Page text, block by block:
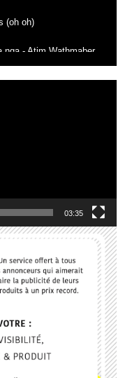
(oh oh)
nga - Atim Wathmaber
- Candy Mulamba
03:35